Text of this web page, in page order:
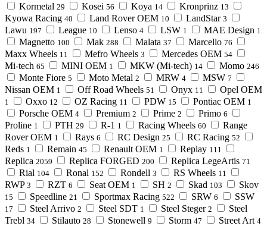
Kormetal 29 Kosei 56 Koya 14 Kronprinz 13
Kyowa Racing 40 Land Rover OEM 10 LandStar 3
Lawu 197 League 10 Lenso 4 LSW 1 MAE Design 1
Magnetto 100 Mak 288 Malata 37 Marcello 76
Maxx Wheels 11 Mefro Wheels 3 Mercedes OEM 54
Mi-tech 65 MINI OEM 1 MKW (Mi-tech) 14 Momo 246
Monte Fiore 5 Moto Metal 2 MRW 4 MSW 7
Nissan OEM 1 Off Road Wheels 51 Onyx 11 Opel OEM
1 Oxxo 12 OZ Racing 11 PDW 15 Pontiac OEM 1
Porsche OEM 4 Premium 2 Prime 2 Primo 6
Proline 1 PTH 29 R-1 1 Racing Wheels 60
Range
Rover OEM 1 Rays 6 RC Design 25 RC Racing 52
Reds 1 Remain 45 Renault OEM 1 Replay 111
Replica 2059 Replica FORGED 200 Replica LegeArtis 71
Rial 104 Ronal 152 Rondell 3 RS Wheels 11
RWP 3 RZT 6 Seat OEM 1 SH 2 Skad 103 Skov
15 Speedline 21 Sportmax Racing 522 SRW 6 SSW
17 Steel Arrivo 2 Steel SDT 1 Steel Steger 2
Steel
Trebl 34 Stilauto 28 Stonewell 9 Storm 47 Street Art 4